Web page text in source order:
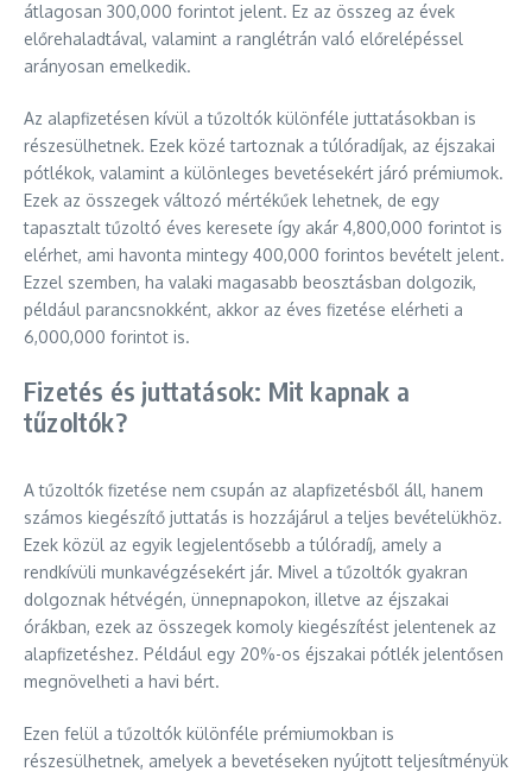
átlagosan 300,000 forintot jelent. Ez az összeg az évek
előrehaladtával, valamint a ranglétrán való előrelépéssel
arányosan emelkedik.
Az alapfizetésen kívül a tűzoltók különféle juttatásokban is
részesülhetnek. Ezek közé tartoznak a túlóradíjak, az éjszakai
pótlékok, valamint a különleges bevetésekért járó prémiumok.
Ezek az összegek változó mértékűek lehetnek, de egy
tapasztalt tűzoltó éves keresete így akár 4,800,000 forintot is
elérhet, ami havonta mintegy 400,000 forintos bevételt jelent.
Ezzel szemben, ha valaki magasabb beosztásban dolgozik,
például parancsnokként, akkor az éves fizetése elérheti a
6,000,000 forintot is.
Fizetés és juttatások: Mit kapnak a
tűzoltók?
A tűzoltók fizetése nem csupán az alapfizetésből áll, hanem
számos kiegészítő juttatás is hozzájárul a teljes bevételükhöz.
Ezek közül az egyik legjelentősebb a túlóradíj, amely a
rendkívüli munkavégzésekért jár. Mivel a tűzoltók gyakran
dolgoznak hétvégén, ünnepnapokon, illetve az éjszakai
órákban, ezek az összegek komoly kiegészítést jelentenek az
alapfizetéshez. Például egy 20%-os éjszakai pótlék jelentősen
megnövelheti a havi bért.
Ezen felül a tűzoltók különféle prémiumokban is
részesülhetnek, amelyek a bevetéseken nyújtott teljesítményük